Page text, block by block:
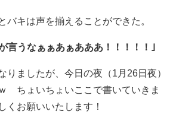
バキは声を揃えることができた。
言うなぁぁあぁあああ！！！！！｣
りましたが、今日の夜（1月26日夜）
ちょいちょいここで書いていきま
くお願いいたします！